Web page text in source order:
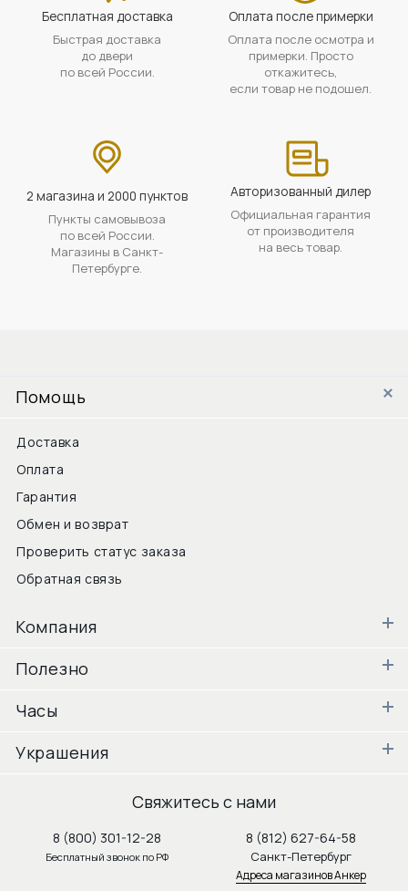
Бесплатная доставка
Быстрая доставка
до двери
по всей России.
Оплата после примерки
Оплата после осмотра и
примерки. Просто
откажитесь,
если товар не подошел.
2 магазина и 2000 пунктов
Пункты самовывоза
по всей России.
Магазины в Санкт-
Петербурге.
Авторизованный дилер
Официальная гарантия
от производителя
на весь товар.
Помощь
Доставка
Оплата
Гарантия
Обмен и возврат
Проверить статус заказа
Обратная связь
Компания
Полезно
Часы
Украшения
Свяжитесь с нами
8 (800) 301-12-28
Бесплатный звонок по РФ
8 (812) 627-64-58
Санкт-Петербург
Адреса магазинов Анкер